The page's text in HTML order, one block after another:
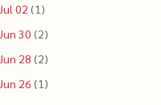
Jul 02 (1)
Jun 30 (2)
Jun 28 (2)
Jun 26 (1)